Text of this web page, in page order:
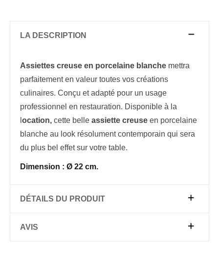
LA DESCRIPTION
Assiettes creuse en porcelaine blanche mettra
parfaitement en valeur toutes vos créations
culinaires. Conçu et adapté pour un usage
professionnel en restauration. Disponible à la
ocation, cette belle assiette creuse en porcelaine
blanche au look résolument contemporain qui sera
du plus bel effet sur votre table.
Dimension : Ø 22 cm.
DÉTAILS DU PRODUIT
AVIS